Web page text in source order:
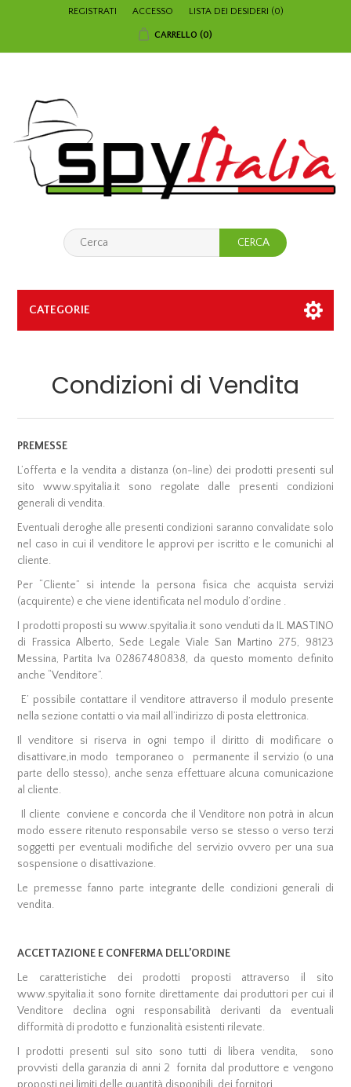
REGISTRATI ACCESSO LISTA DEI DESIDERI (0)
CARRELLO (0)
CATEGORIE
Condizioni di Vendita
PREMESSE
L’offerta e la vendita a distanza (on-line) dei prodotti presenti sul
sito www.spyitalia.it sono regolate dalle presenti condizioni
generali di vendita.
Eventuali deroghe alle presenti condizioni saranno convalidate solo
nel caso in cui il venditore le approvi per iscritto e le comunichi al
cliente.
Per “Cliente” si intende la persona fisica che acquista servizi
(acquirente) e che viene identificata nel modulo d’ordine .
I prodotti proposti su www.spyitalia.it sono venduti da IL MASTINO
di Frassica Alberto, Sede Legale Viale San Martino 275, 98123
Messina, Partita Iva 02867480838, da questo momento definito
anche “Venditore”.
E’ possibile contattare il venditore attraverso il modulo presente
nella sezione contatti o via mail all’indirizzo di posta elettronica.
Il venditore si riserva in ogni tempo il diritto di modificare o
disattivare,in modo temporaneo o permanente il servizio (o una
parte dello stesso), anche senza effettuare alcuna comunicazione
al cliente.
Il cliente conviene e concorda che il Venditore non potrà in alcun
modo essere ritenuto responsabile verso se stesso o verso terzi
soggetti per eventuali modifiche del servizio ovvero per una sua
sospensione o disattivazione.
Le premesse fanno parte integrante delle condizioni generali di
vendita.
ACCETTAZIONE E CONFERMA DELL’ORDINE
Le caratteristiche dei prodotti proposti attraverso il sito
www.spyitalia.it sono fornite direttamente dai produttori per cui il
Venditore declina ogni responsabilità derivanti da eventuali
difformità di prodotto e funzionalità esistenti rilevate.
I prodotti presenti sul sito sono tutti di libera vendita, sono
provvisti della garanzia di anni 2 fornita dal produttore e vengono